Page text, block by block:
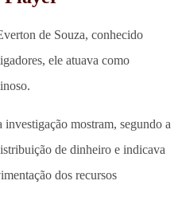
de Souza, conhecido
ele atuava como
investigação mostram, segundo a
de dinheiro e indicava
dos recursos